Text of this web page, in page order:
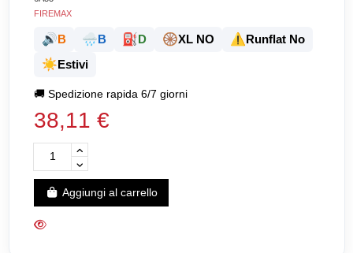
FIREMAX
🔊B 🌧️B ⛽D 🛞XL NO ⚠️Runflat No
☀️Estivi
🚚Spedizione rapida 6/7 giorni
38,11 €
Aggiungi al carrello